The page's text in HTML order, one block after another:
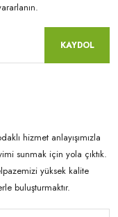
KAYDOL
hizmet anlayışımızla
sunmak için yola çıktık.
yüksek kalite
buluşturmaktır.